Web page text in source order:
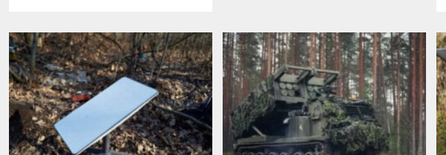
В
основе
мини-
ПК
ACEMAGIC
Kron
Mini
расположится
процессор
добавили
временный
режим
с
ИИ-
напарником